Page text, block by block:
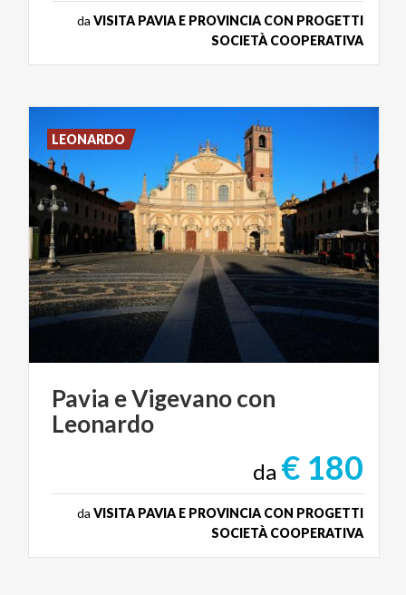
da VISITA PAVIA E PROVINCIA CON PROGETTI
SOCIETÀ COOPERATIVA
Pavia eVigevanocon
Leonardo
da € 180
da VISITA PAVIA E PROVINCIA CON PROGETTI
SOCIETÀ COOPERATIVA
LEONARDO